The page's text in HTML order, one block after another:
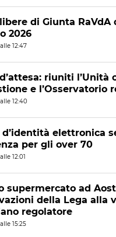
di Giunta RaVdA
2026
12:47
riuniti l’Unità
e l’Osservatorio
12:40
d’identità elettronica
per gli over 70
12:01
supermercato ad
della Lega alla
regolatore
15:25